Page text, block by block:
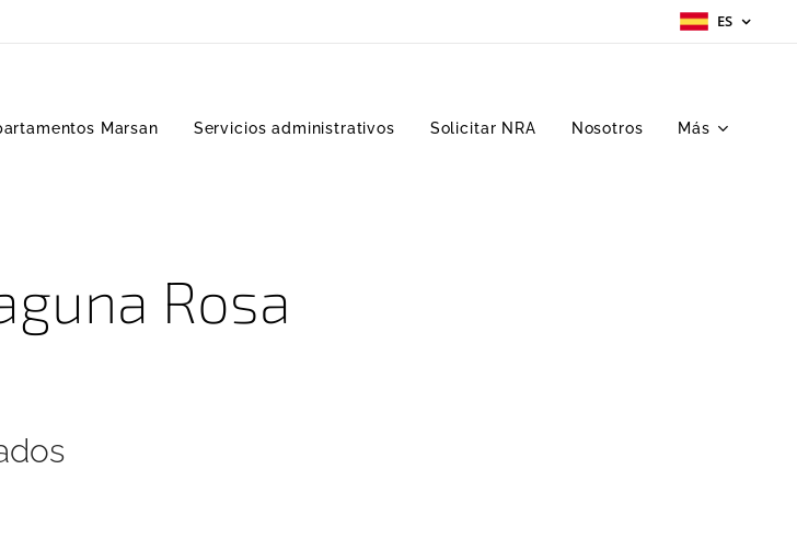
ES
Marsan Servicios administrativos Solicitar NRA Nosotros Más
Rosa